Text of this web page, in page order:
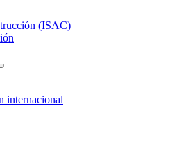
(ISAC)
internacional